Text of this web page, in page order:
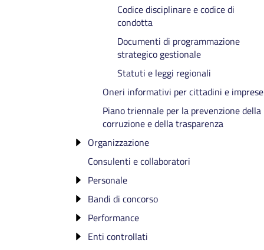
Codice disciplinare e codice di
condotta
Documenti di programmazione
strategico gestionale
Statuti e leggi regionali
Oneri informativi per cittadini e imprese
Piano triennale per la prevenzione della
corruzione e della trasparenza
Organizzazione
Titolari di incarichi politici, di
amministrazione, di direzione o di
governo e titolari di incarichi dirigenziali
Il Presidente
La Giunta
Il Consiglio
Cessati dall'incarico
Sanzioni per mancata comunicazione dei
dati
Consulenti e collaboratori
Personale
Incarichi amministrativi di vertice
Dirigenti
Dirigenti cessati
Bandi di concorso
Bandi di concorso aperti
Bandi di concorso scaduti con prove in
Performance
Sistema di misurazione e valutazione
Enti controllati